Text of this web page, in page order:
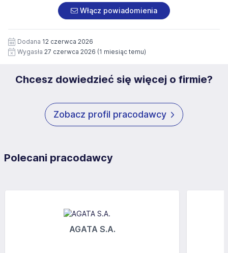
pod numerem 33 816 64 09 lub pisemnie na adres
siedziby administratora.
https://www.workprofit.pl/klauzula-informacyjna.html
załączonych dokumentach aplikacyjnych (w tym
wizerunku), na potrzeby przyszłych rekrutacji przez okres
12 miesięcy. Zgoda jest dobrowolna i może być w każdym
czasie wycofana.
Włącz powiadomienia
Dodana 12 czerwca 2026
Wygasła 27 czerwca 2026 (1 miesiąc temu)
Chcesz dowiedzieć się więcej o firmie?
Zobacz profil pracodawcy
Polecani pracodawcy
AGATA S.A.